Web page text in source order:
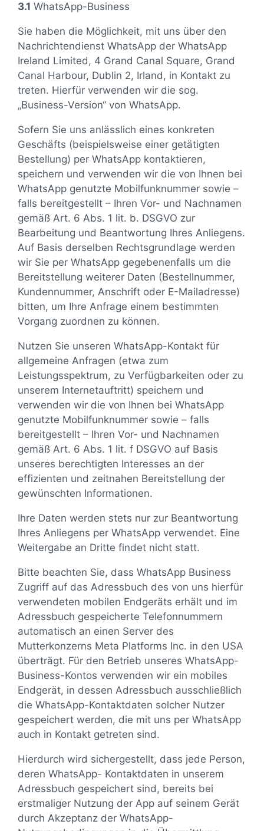
3.1 WhatsApp-Business
Sie haben die Möglichkeit, mit uns über den
Nachrichtendienst WhatsApp der WhatsApp
Ireland Limited, 4 Grand Canal Square, Grand
Canal Harbour, Dublin 2, Irland, in Kontakt zu
treten. Hierfür verwenden wir die sog.
„Business-Version“ von WhatsApp.
Sofern Sie uns anlässlich eines konkreten
Geschäfts (beispielsweise einer getätigten
Bestellung) per WhatsApp kontaktieren,
speichern und verwenden wir die von Ihnen bei
WhatsApp genutzte Mobilfunknummer sowie –
falls bereitgestellt – Ihren Vor- und Nachnamen
gemäß Art. 6 Abs. 1 lit. b. DSGVO zur
Bearbeitung und Beantwortung Ihres Anliegens.
Auf Basis derselben Rechtsgrundlage werden
wir Sie per WhatsApp gegebenenfalls um die
Bereitstellung weiterer Daten (Bestellnummer,
Kundennummer, Anschrift oder E-Mailadresse)
bitten, um Ihre Anfrage einem bestimmten
Vorgang zuordnen zu können.
Nutzen Sie unseren WhatsApp-Kontakt für
allgemeine Anfragen (etwa zum
Leistungsspektrum, zu Verfügbarkeiten oder zu
unserem Internetauftritt) speichern und
verwenden wir die von Ihnen bei WhatsApp
genutzte Mobilfunknummer sowie – falls
bereitgestellt – Ihren Vor- und Nachnamen
gemäß Art. 6 Abs. 1 lit. f DSGVO auf Basis
unseres berechtigten Interesses an der
effizienten und zeitnahen Bereitstellung der
gewünschten Informationen.
Ihre Daten werden stets nur zur Beantwortung
Ihres Anliegens per WhatsApp verwendet. Eine
Weitergabe an Dritte findet nicht statt.
Bitte beachten Sie, dass WhatsApp Business
Zugriff auf das Adressbuch des von uns hierfür
verwendeten mobilen Endgeräts erhält und im
Adressbuch gespeicherte Telefonnummern
automatisch an einen Server des
Mutterkonzerns Meta Platforms Inc. in den USA
überträgt. Für den Betrieb unseres WhatsApp-
Business-Kontos verwenden wir ein mobiles
Endgerät, in dessen Adressbuch ausschließlich
die WhatsApp-Kontaktdaten solcher Nutzer
gespeichert werden, die mit uns per WhatsApp
auch in Kontakt getreten sind.
Hierdurch wird sichergestellt, dass jede Person,
deren WhatsApp- Kontaktdaten in unserem
Adressbuch gespeichert sind, bereits bei
erstmaliger Nutzung der App auf seinem Gerät
durch Akzeptanz der WhatsApp-